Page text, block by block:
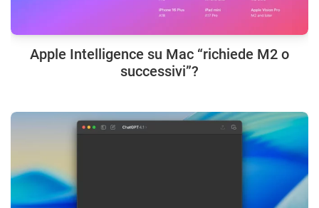
Apple Intelligence su Mac “richiede M2 o
successivi”?